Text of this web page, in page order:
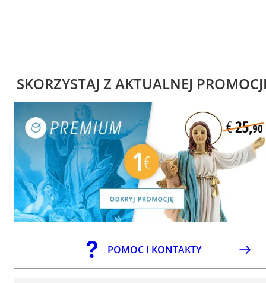
SKORZYSTAJ Z AKTUALNEJ
POMOC I KONTAKTY